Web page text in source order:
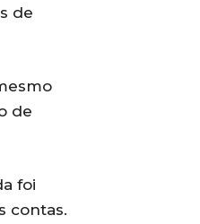
de
de
foi
contas.